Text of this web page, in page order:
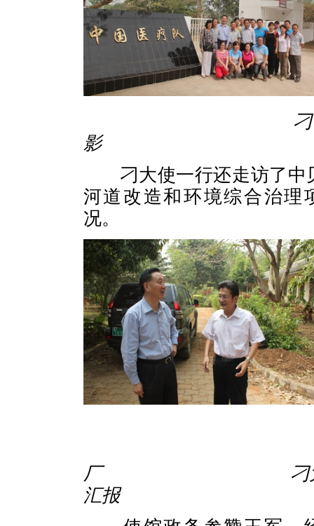
影 刁大使参
刁大使一行还走访了
河道改造和环境综合治理
况。
厂 刁大使听取立
汇报